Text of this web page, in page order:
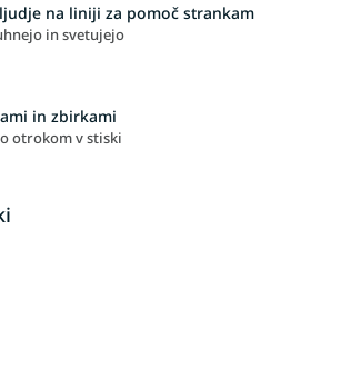
na liniji za pomoč strankam
in svetujejo
in zbirkami
otrokom v stiski